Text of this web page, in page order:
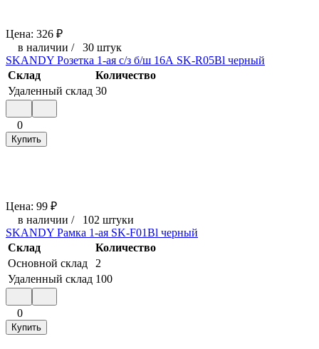
Цена: 326 ₽
в наличии / 30 штук
SKANDY Розетка 1-ая с/з б/ш 16А SK-R05Bl черный
Склад
Количество
Удаленный склад 30
0
Купить
Цена: 99 ₽
в наличии / 102 штуки
SKANDY Рамка 1-ая SK-F01Bl черный
Склад
Количество
Основной склад
2
Удаленный склад 100
0
Купить